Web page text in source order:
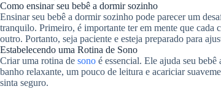
Como ensinar seu bebê a dormir sozinho
Ensinar seu bebê a dormir sozinho pode parecer um
tranquilo. Primeiro, é importante ter em mente que
outro. Portanto, seja paciente e esteja preparado para
Estabelecendo uma Rotina de Sono
Criar uma rotina de sono é essencial. Ele ajuda seu
banho relaxante, um pouco de leitura e acariciar
sinta seguro.